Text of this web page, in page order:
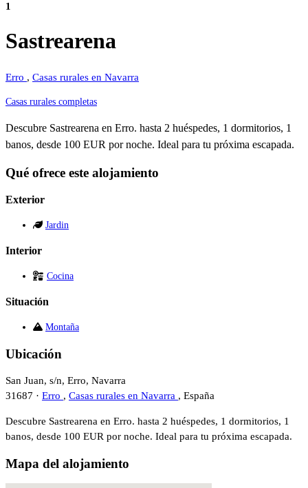
1
Sastrearena
Erro , Casas rurales en Navarra
Casas rurales completas
Descubre Sastrearena en Erro. hasta 2 huéspedes, 1 dormitorios, 1
banos, desde 100 EUR por noche. Ideal para tu próxima escapada.
Qué ofrece este alojamiento
Exterior
Jardin
Interior
Cocina
Situación
Montaña
Ubicación
San Juan, s/n, Erro, Navarra
31687 · Erro , Casas rurales en Navarra , España
Descubre Sastrearena en Erro. hasta 2 huéspedes, 1 dormitorios, 1
banos, desde 100 EUR por noche. Ideal para tu próxima escapada.
Mapa del alojamiento